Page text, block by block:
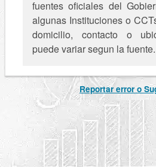
fuentes oficiales del
algunas Instituciones o
domicilio, contacto o
puede variar segun la fuente.
Reportar error o